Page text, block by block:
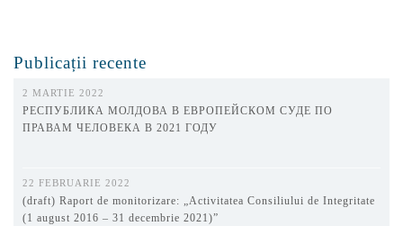
Publicații recente
2 MARTIE 2022
РЕСПУБЛИКА МОЛДОВА В ЕВРОПЕЙСКОМ СУДЕ ПО
ПРАВАМ ЧЕЛОВЕКА В 2021 ГОДУ
22 FEBRUARIE 2022
(draft) Raport de monitorizare: „Activitatea Consiliului de Integritate
(1 august 2016 – 31 decembrie 2021)”